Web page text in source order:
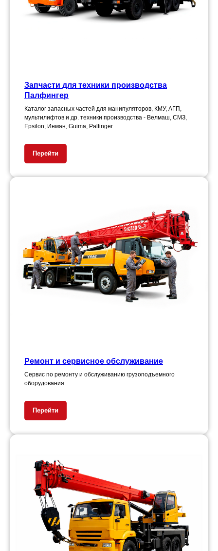
Запчасти для техники производства
Палфингер
Каталог запасных частей для манипуляторов, КМУ, АГП,
мультилифтов и др. техники производства - Велмаш, СМЗ,
Epsilon, Инман, Guima, Palfinger.
Перейти
Ремонт и сервисное обслуживание
Сервис по ремонту и обслуживанию грузоподъемного
оборудования
Перейти